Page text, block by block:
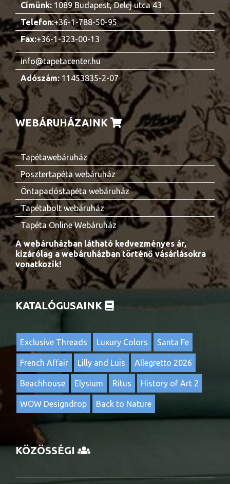
Címünk: 1089 Budapest, Delej utca 43
Telefon:+36-1-788-50-95
Fax:+36-1-323-00-13
info@tapetacenter.hu
Adószám:11453835-2-07
WEBÁRUHÁZAINK
Tapétawebáruház
Posztertapéta webáruház
Öntapadóstapéta webáruház
Tapétabolt webáruház
Tapéta Online Webáruház
A webáruházban látható kedvezményes ár,
kizárólag a webáruházban történő vásárlásokra
vonatkozik!
KATALÓGUSAINK
Exclusive Threads Luxury Colors Santa Fe
French Affair Lilly and Luis Allegretto 2026
Beachhouse Elysium Ritus History of Art 2
WOW Designdrop Back to Nature
KÖZÖSSÉGI